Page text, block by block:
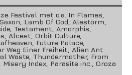
Festival met o.a. In Flames,
Lamb Of God, Alestorm,
Testament, Amorphis,
Alcest, Orbit Culture,
Future Palace,
Weg Einer Freiheit, Alien Ant
Waste, Thundermother, From
Misery Index, Parasite inc., Groza